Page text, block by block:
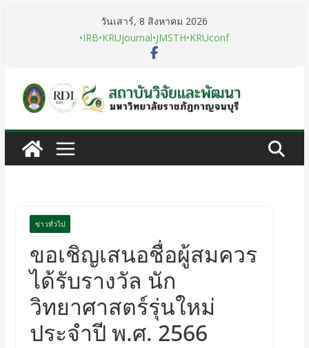
วันเสาร์, 8 สิงหาคม 2026
•IRB•KRUjournal•JMSTH•KRUconf
ข่าวทั่วไป
ขอเชิญเสนอชื่อผู้สมควร
ได้รับรางวัล นัก
วิทยาศาสตร์รุ่นใหม่
ประจำปี พ.ศ. 2566